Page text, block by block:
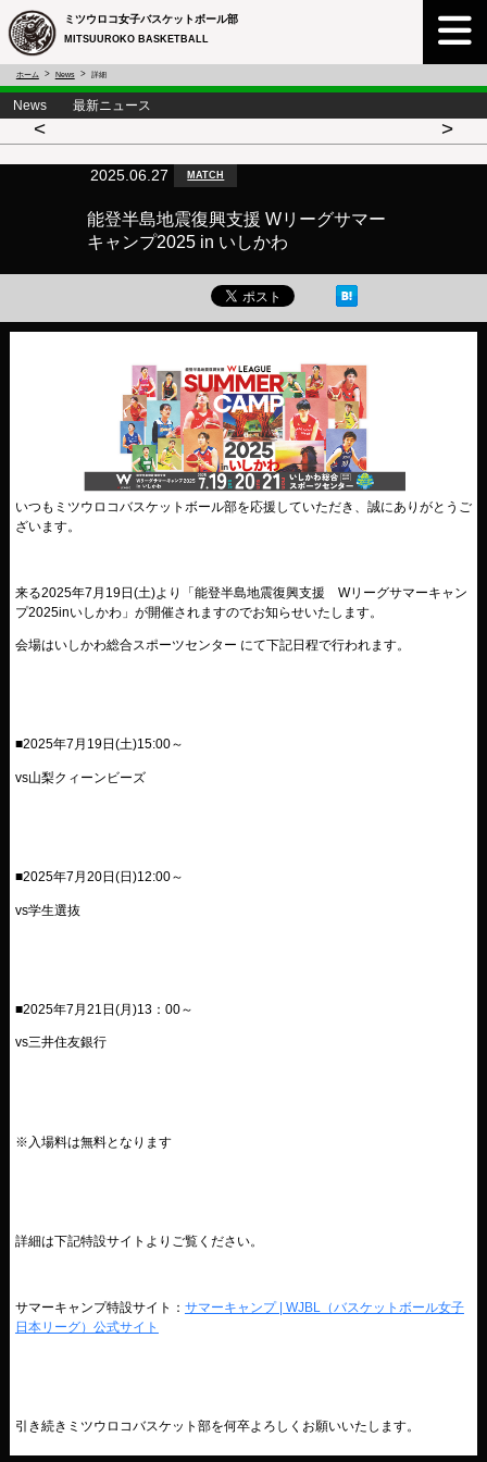
ミツウロコ女子バスケットボール部
MITSUUROKO BASKETBALL
ホーム News 詳細
News 最新ニュース
< >
2025.06.27 MATCH
能登半島地震復興支援 Wリーグサマー
キャンプ2025 in いしかわ
いつもミツウロコバスケットボール部を応援していただき、誠にありがとうご
ざいます。
来る2025年7月19日(土)より「能登半島地震復興支援 Wリーグサマーキャン
プ2025inいしかわ」が開催されますのでお知らせいたします。
会場はいしかわ総合スポーツセンター にて下記日程で行われます。
■2025年7月19日 (土)15:00～
vs山梨クィーンビーズ
■2025年7月20日 (日 )12:00～
vs学生選抜
■2025年7月21日 (月 )13：00～
vs三井住友銀行
※入場料は無料となります
詳細は下記特設サイトよりご覧ください。
サマーキャンプ特設サイト： サマーキャンプ | WJBL（バスケットボール女子
日本リーグ）公式サイト
引き続きミツウロコバスケット部を何卒よろしくお願いいたします。